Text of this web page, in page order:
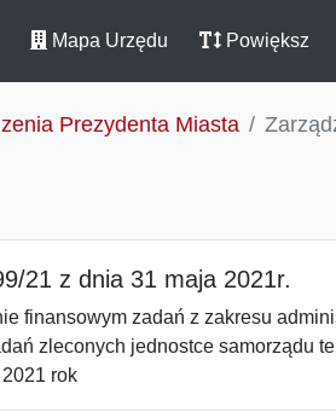
Mapa Urzędu Powiększ
Prezydenta Miasta
21 z dnia 31 maja 2021r.
finansowym zadań z zakresu
zleconych jednostce samorządu
rok